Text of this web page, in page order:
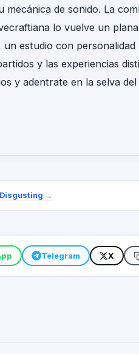
mecánica de sonido. La
lo vuelve un
estudio con
y las experiencias
y adentrate en la selva
→
Telegram X